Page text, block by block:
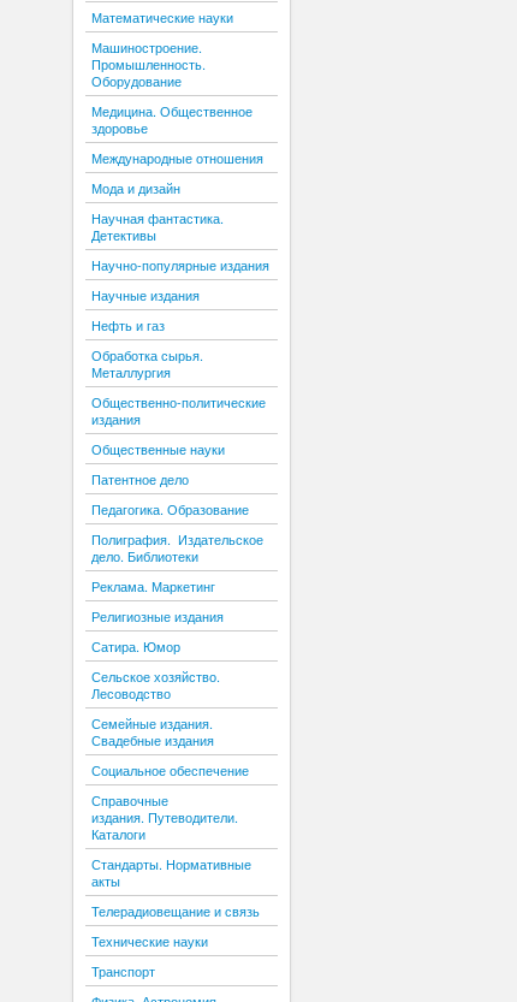
Математические науки
Машиностроение.
Промышленность.
Оборудование
Медицина. Общественное
здоровье
Международные отношения
Мода и дизайн
Научная фантастика.
Детективы
Научно-популярные издания
Научные издания
Нефть и газ
Обработка сырья.
Металлургия
Общественно-политические
издания
Общественные науки
Патентное дело
Педагогика. Образование
Полиграфия. Издательское
дело. Библиотеки
Реклама. Маркетинг
Религиозные издания
Сатира. Юмор
Сельское хозяйство.
Лесоводство
Семейные издания.
Свадебные издания
Социальное обеспечение
Справочные
издания. Путеводители.
Каталоги
Стандарты. Нормативные
акты
Телерадиовещание и связь
Технические науки
Транспорт